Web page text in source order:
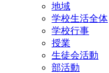
地域
学校生活全体
学校行事
授業
生徒会活動
部活動